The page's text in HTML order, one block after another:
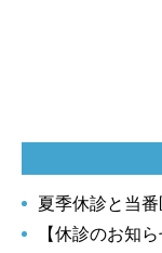
夏季休診と当
【休診のお知